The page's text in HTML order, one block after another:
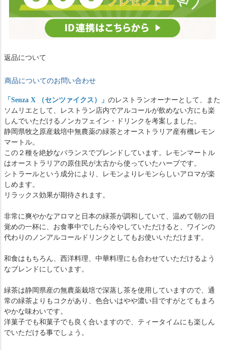
返品について
商品についてのお問い合わせ
「 Senza X （センツァイクス） 」 のレストランオーナーとして、また
ソムリエとして、レストラン店内でアルコールが飲めない方にも楽
しんでいただけるノンカフェイン・ドリンクを考案しました。
静岡県牧之原産栽培中無農薬の緑茶とオーストラリア産有機レモン
マートル。
この２種を絶妙なバランスでブレンドしています。レモンマートル
はオーストラリアの原住民が太古から使っていたハーブです。
シトラールという成分により、レモンよりレモンらしいアロマが楽
しめます。
リラックス効果が期待されます。
非常に爽やかなアロマと日本の緑茶が調和していて、温めて朝の目
覚めの一杯に、お食事中でしたら冷やしていただけると、ワインの
代わりのノンアルコールドリンクとしてもお使いいただけます。
和食はもちろん、西洋料理、中華料理にも合わせていただけるよう
なブレンドにしています。
緑茶は静岡県産の無農薬栽培で深蒸し茶を使用していますので、通
常の緑茶よりもコクがあり、色合いはやや濃い目ですがとてもまろ
やかな味わいです。
洋菓子でも和菓子でも良く合いますので、ティータイムにも楽しん
でいただける事でしょう。